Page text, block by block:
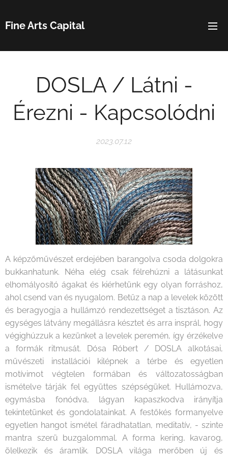
Fine Arts Capital
DOSLA / Látni -
Érezni - Kapcsolódni
2023.07.12
A képzőművészet erdejében barangolva csoda dolgokra
bukkanhatunk. Néha elég csak félrehúzni a látásunkat
elhomályosító ágakat és kiérhetünk egy olyan forráshoz,
ahol csend van és nyugalom. Betűz a nap a levelek között
és beragyogja a hullámzó rendezettséget a tisztáson. Az
egységes látvány megállásra késztet és arra insprál, hogy
végighúzzuk a kezünket a levelek peremén, így érzékelve
a formák ritmusát. Dósa Róbert / DOSLA alkotásai,
művészeti installációi kilépnek a térbe és egyetlen
motívimot végtelen formában és változatosságban
ismételve tárják fel együttes szépségüket. Hullámozva,
egymásba fonódva, lágyan kapaszkodva irányítja
tekintetünket és gondolatainkat. A festőkés formanyelve
egyetlen hangot ismétel fáradhatatlan, meditatív, - szinte
mantra szerü buzgalommal. A forma kering, kavarog,
ölelkezik és áramlik. DOSLA világa merőben új és